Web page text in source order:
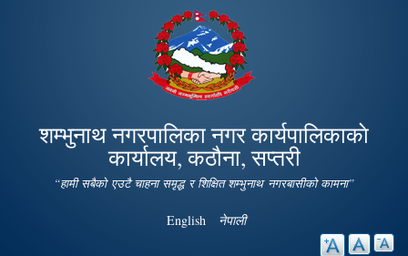
Skip to
main
content
शम्भुनाथ नगरपालिका नगर कार्यपालिकाकाे
कार्यालय, कठौना, सप्तरी
“हामी सबैको एउटै चाहना समृद्ध र शिक्षित शम्भुनाथ नगरबासीको कामना”
English नेपाली